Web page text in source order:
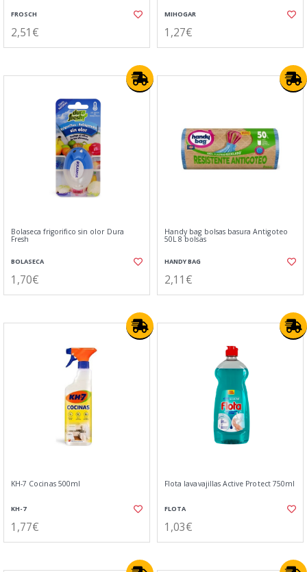
FROSCH
2,51€
MIHOGAR
1,27€
Bolaseca frigorifico sin olor Dura
Fresh
BOLASECA
1,70€
Handy bag bolsas basura Antigoteo
50L 8 bolsas
HANDY BAG
2,11€
KH-7 Cocinas 500ml
KH-7
1,77€
Flota lavavajillas Active Protect 750ml
FLOTA
1,03€